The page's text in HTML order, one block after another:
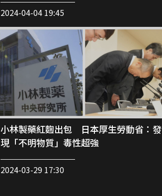
2024-04-04 19:45
小林製藥紅麴出包 日本厚生勞動省：發
現「不明物質」毒性超強
2024-03-29 17:30